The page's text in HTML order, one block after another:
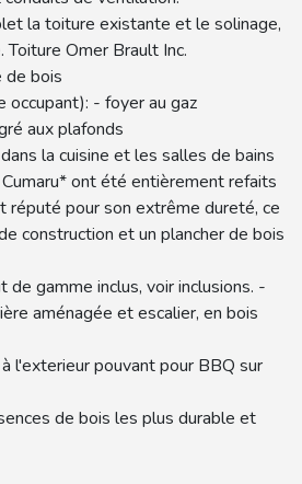
la toiture existante et le solinage,
Omer Brault Inc.
de bois
- foyer au gaz
aux plafonds
la cuisine et les salles de bains
ont été entièrement refaits
réputé pour son extrême dureté, ce
construction et un plancher de bois
de gamme inclus, voir inclusions. -
aménagée et escalier, en bois
l'exterieur pouvant pour BBQ sur
de bois les plus durable et